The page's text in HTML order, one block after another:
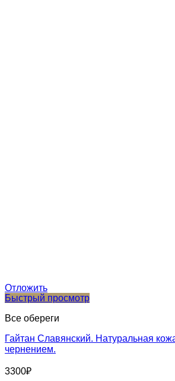
Отложить
Быстрый просмотр
Все обереги
Гайтан Славянский. Натуральная
чернением.
3300₽